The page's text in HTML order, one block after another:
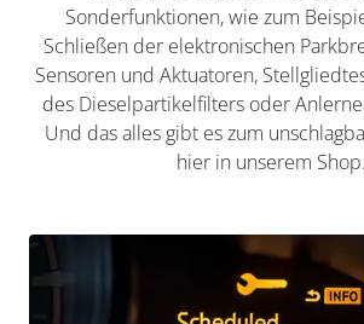
Sonderfunktionen, wie zum
Schließen der elektronischen
Sensoren und Aktuatoren,
des Dieselpartikelfilters oder
Und das alles gibt es zum
hier in unserem Shop.